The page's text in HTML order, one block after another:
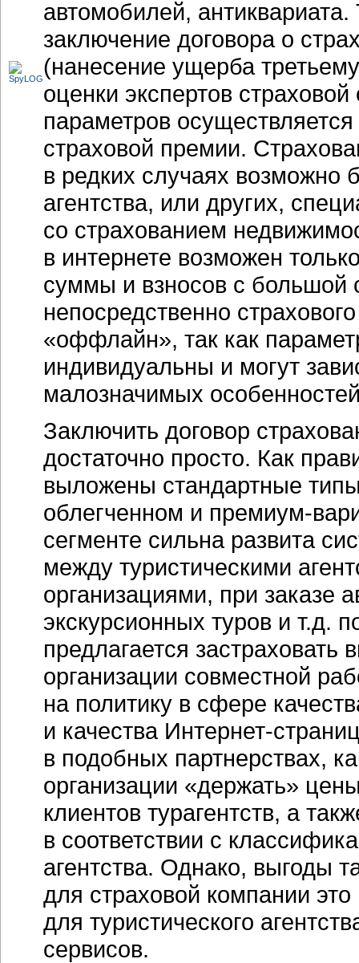
автомобилей,
заключение договора о
(нанесение ущерба
оценки экспертов
параметров
страховой премии.
в редких случаях возможно
агентства, или других,
со страхованием
в интернете возможен
суммы и взносов с большой
непосредственно
«оффлайн», так как
индивидуальны и могут
малозначимых
Заключить договор
достаточно просто. Как
выложены стандартные
облегченном и премиум-
сегменте сильна развита
между туристическими
организациями, при заказе
экскурсионных туров и т.д.
предлагается
организации совместной
на политику в сфере
и качества Интернет-
в подобных партнерствах,
организации «держать»
клиентов турагентств, а
в соответствии с
агентства. Однако, выгоды
для страховой компании
для туристического
сервисов.